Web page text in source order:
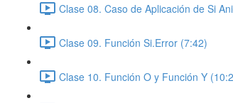
Clase 08. Caso de Aplicación de Si
Clase 09. Función Si.Error (7:42)
Clase 10. Función O y Función Y